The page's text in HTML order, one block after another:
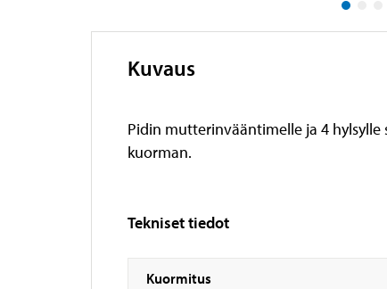
Kuvaus
Pidin mutterinvääntimelle ja 4
kuorman.
Tekniset tiedot
Kuormitus